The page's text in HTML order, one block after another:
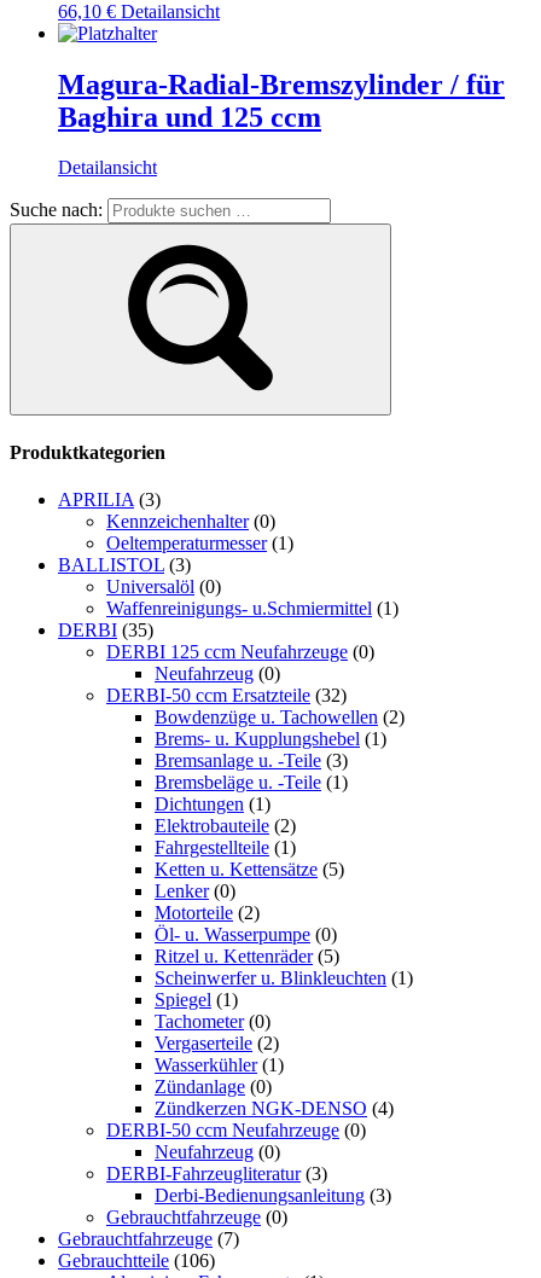
66,10 € Detailansicht
Magura-Radial-Bremszylinder / für
Baghira und 125 ccm
Detailansicht
Suche nach:
Produktkategorien
APRILIA (3)
Kennzeichenhalter (0)
Oeltemperaturmesser (1)
BALLISTOL (3)
Universalöl (0)
Waffenreinigungs- u.Schmiermittel (1)
DERBI (35)
DERBI 125 ccm Neufahrzeuge (0)
Neufahrzeug (0)
DERBI-50 ccm Ersatzteile (32)
Bowdenzüge u. Tachowellen (2)
Brems- u. Kupplungshebel (1)
Bremsanlage u. -Teile (3)
Bremsbeläge u. -Teile (1)
Dichtungen (1)
Elektrobauteile (2)
Fahrgestellteile (1)
Ketten u. Kettensätze (5)
Lenker (0)
Motorteile (2)
Öl- u. Wasserpumpe (0)
Ritzel u. Kettenräder (5)
Scheinwerfer u. Blinkleuchten (1)
Spiegel (1)
Tachometer (0)
Vergaserteile (2)
Wasserkühler (1)
Zündanlage (0)
Zündkerzen NGK-DENSO (4)
DERBI-50 ccm Neufahrzeuge (0)
Neufahrzeug (0)
DERBI-Fahrzeugliteratur (3)
Derbi-Bedienungsanleitung (3)
Gebrauchtfahrzeuge (0)
Gebrauchtfahrzeuge (7)
Gebrauchtteile (106)